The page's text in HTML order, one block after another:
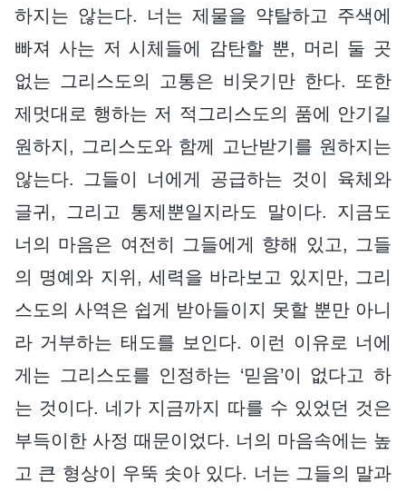
하지는 않는다. 너는 제물을 약탈하고 주색에
빠져 사는 저 시체들에 감탄할 뿐, 머리 둘 곳
없는 그리스도의 고통은 비웃기만 한다. 또한
제멋대로 행하는 저 적그리스도의 품에 안기길
원하지, 그리스도와 함께 고난받기를 원하지는
않는다. 그들이 너에게 공급하는 것이 육체와
글귀, 그리고 통제뿐일지라도 말이다. 지금도
너의 마음은 여전히 그들에게 향해 있고, 그들
의 명예와 지위, 세력을 바라보고 있지만, 그리
스도의 사역은 쉽게 받아들이지 못할 뿐만 아니
라 거부하는 태도를 보인다. 이런 이유로 너에
게는 그리스도를 인정하는 ‘믿음’이 없다고 하
는 것이다. 네가 지금까지 따를 수 있었던 것은
부득이한 사정 때문이었다. 너의 마음속에는 높
고 큰 형상이 우뚝 솟아 있다. 너는 그들의 말과